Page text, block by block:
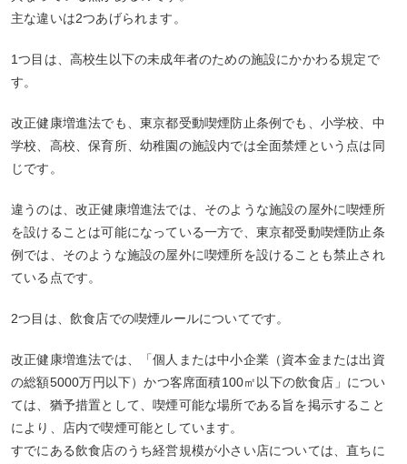
主な違いは2つあげられます。
1つ目は、高校生以下の未成年者のための施設にかかわる規定で
す。
改正健康増進法でも、東京都受動喫煙防止条例でも、小学校、中
学校、高校、保育所、幼稚園の施設内では全面禁煙という点は同
じです。
違うのは、改正健康増進法では、そのような施設の屋外に喫煙所
を設けることは可能になっている一方で、東京都受動喫煙防止条
例では、そのような施設の屋外に喫煙所を設けることも禁止され
ている点です。
2つ目は、飲食店での喫煙ルールについてです。
改正健康増進法では、「個人または中小企業（資本金または出資
の総額5000万円以下）かつ客席面積100㎡以下の飲食店」につい
ては、猶予措置として、喫煙可能な場所である旨を掲示すること
により、店内で喫煙可能としています。
すでにある飲食店のうち経営規模が小さい店については、直ちに